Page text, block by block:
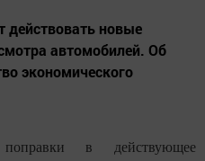
действовать новые
автомобилей. Об
экономического
в действующее